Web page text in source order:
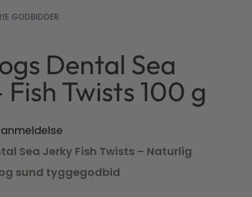
GODBIDDER
104,00kr.
kr. Dental Sea
Twists 100 g
anmeldelse
Sea Jerky Fish Twists – Naturlig
sund tyggegodbid